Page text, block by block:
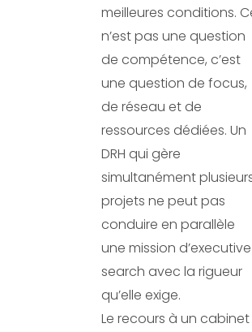
meilleures conditions.
n’est pas une question
de compétence, c’est
une question de focus,
de réseau et de
ressources dédiées. Un
DRH qui gère
simultanément
projets ne peut pas
conduire en parallèle
une mission d’executive
search avec la rigueur
qu’elle exige.
Le recours à un cabinet